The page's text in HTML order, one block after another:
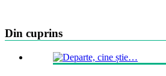
Din cuprins